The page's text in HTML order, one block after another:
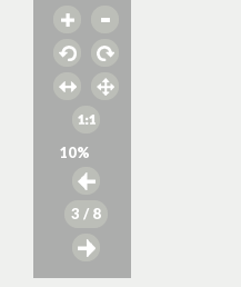
10%
3 / 8